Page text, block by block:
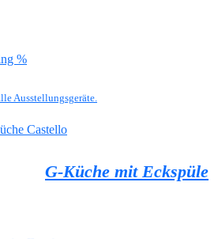
%
Ausstellungsgeräte.
G-Küche mit Eckspüle